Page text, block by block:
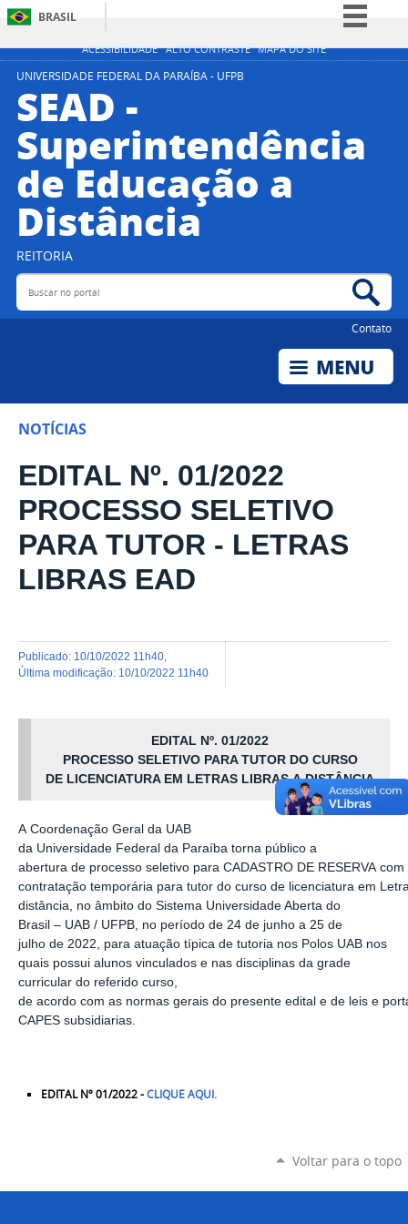
ACESSIBILIDADE ALTO CONTRASTE MAPA DO SITE
BRASIL
Simplifique!
Acesso à informação
Legislação
Canais
UNIVERSIDADE FEDERAL DA PARAÍBA - UFPB
SEAD -
Superintendência
de Educação a
Distância
REITORIA
Buscar no portal
Contato
NOTÍCIAS
EDITAL Nº. 01/2022
PROCESSO SELETIVO
PARA TUTOR - LETRAS
LIBRAS EAD
publicado: 10/10/2022 11h40
última modificação: 10/10/2022 11h40
EDITAL Nº. 01/2022
PROCESSO SELETIVO PARA TUTOR DO CURSO
DE LICENCIATURA EM LETRAS LIBRAS A DISTÂNCIA
A Coordenação Geral da UAB
da Universidade Federal da Paraíba torna público a
abertura de processo seletivo para CADASTRO DE RESERVA com
contratação temporária para tutor do curso de licenciatura em
distância, no âmbito do Sistema Universidade Aberta do
Brasil – UAB / UFPB, no período de 24 de junho a 25 de
julho de 2022 para atuação típica de tutoria nos Polos UAB nos
quais possui alunos vinculados e nas disciplinas da grade
curricul ar do referido curso,
de acordo com as normas gerais do presente edital e de leis e
CAPES subsidiarias.
EDITAL Nº 01/2022 -CLIQUE AQUI.
Voltar para o topo